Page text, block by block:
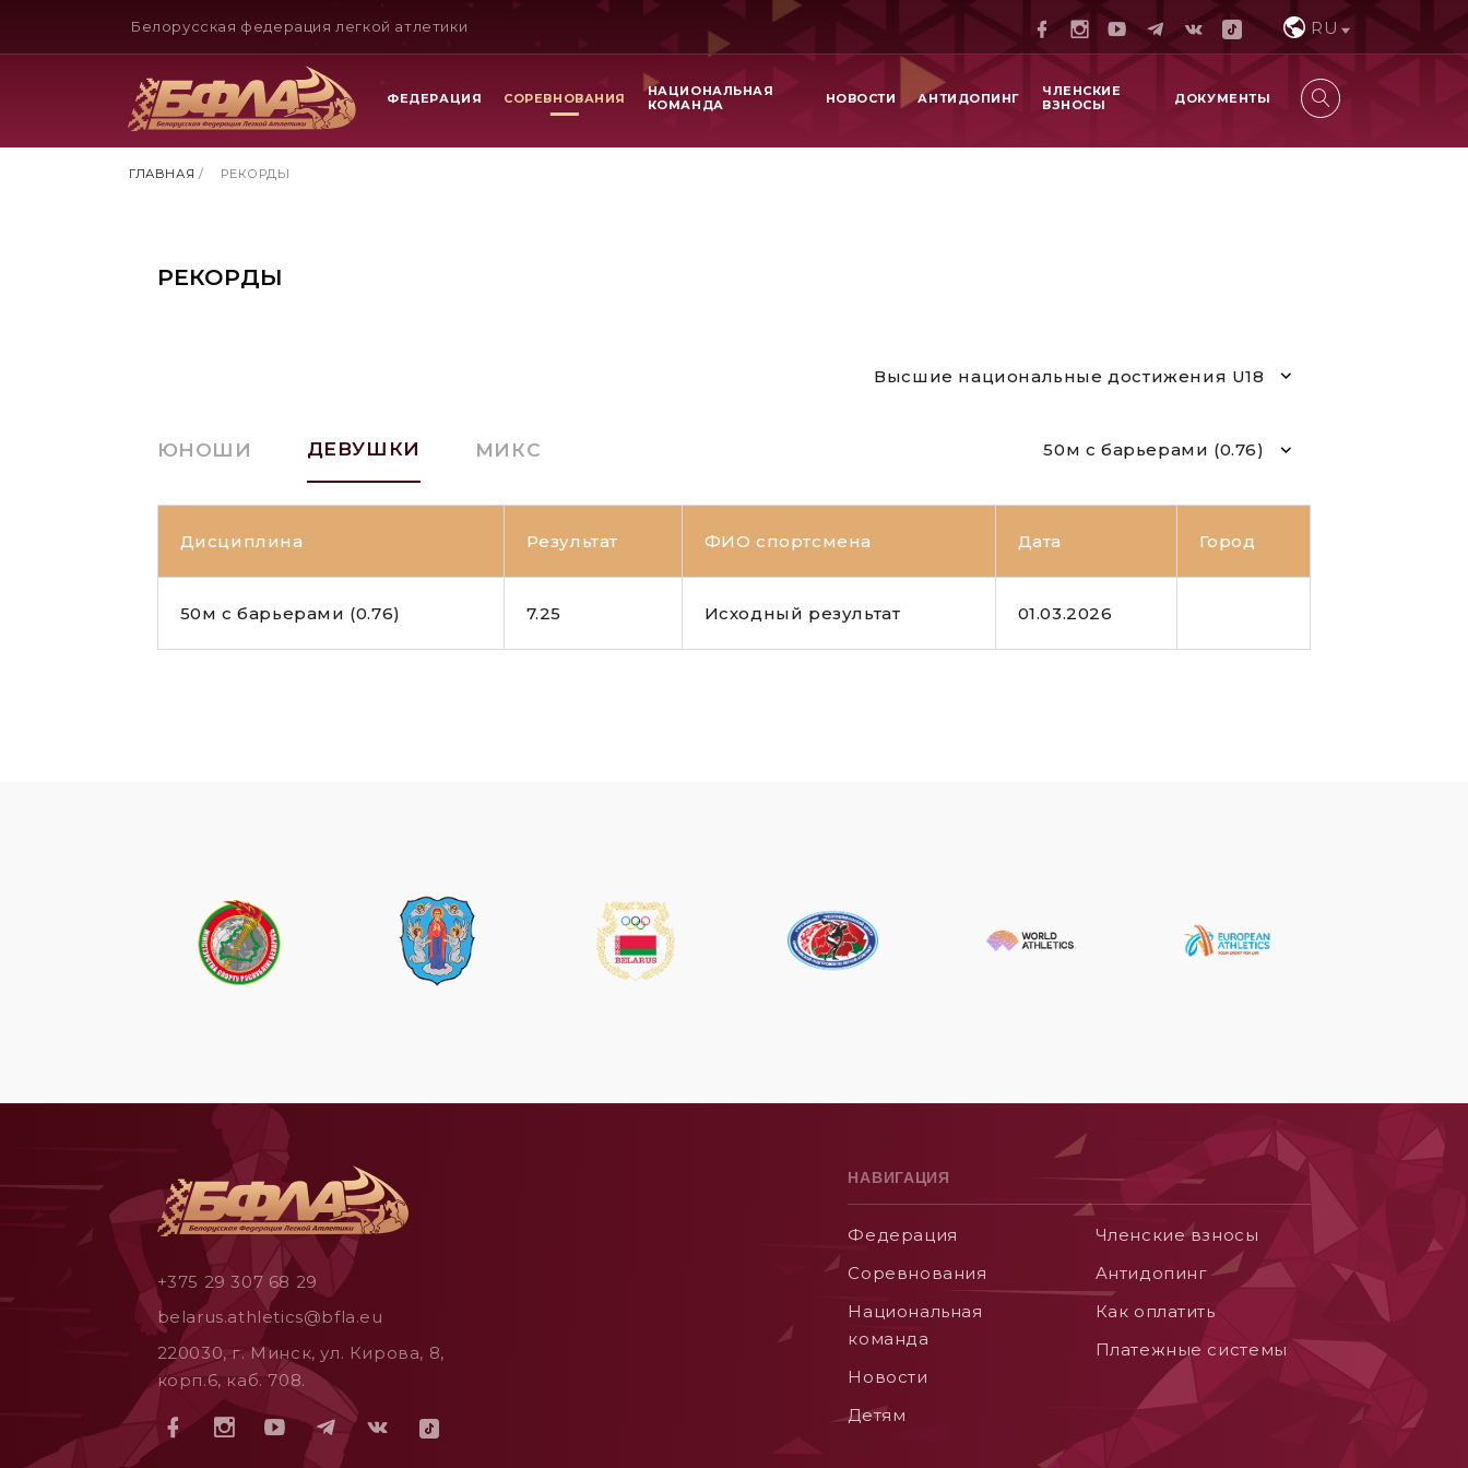
Белорусская федерация легкой атлетики RU
ФЕДЕРАЦИЯ СОРЕВНОВАНИЯ
НАЦИОНАЛЬНАЯ
КОМАНДА
НОВОСТИ АНТИДОПИНГ
ЧЛЕНСКИЕ
ВЗНОСЫ
ДОКУМЕНТЫ
ГЛАВНАЯ / РЕКОРДЫ
РЕКОРДЫ
Высшие национальные достижения U18
ЮНОШИ ДЕВУШКИ МИКС 50м с барьерами (0.76)
Дисциплина Результат ФИО спортсмена Дата Город
50м с барьерами (0.76) 7.25 Исходный результат 01.03.2026
+375 29 307 68 29
belarus.athletics@bfla.eu
220030, г. Минск, ул. Кирова, 8,
корп.6, каб. 708.
НАВИГАЦИЯ
Федерация
Соревнования
Национальная
команда
Новости
Детям
Членские взносы
Aнтидопинг
Как оплатить
Платежные системы